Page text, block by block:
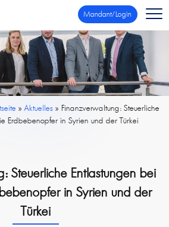
Mandant/Login
»Aktuelles »Finanzverwaltung: Steuerliche
Erdbebenopfer in Syrien und der Türkei
Steuerliche Entlastungen bei
in Syrien und der
Türkei